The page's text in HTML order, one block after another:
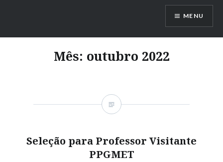
MENU
Mês: outubro 2022
Seleção para Professor Visitante
PPGMET